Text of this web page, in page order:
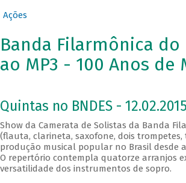
Ações
Banda Filarmônica
ao MP3 - 100 Anos
Quintas no BNDES - 12.02.2015
Show da Camerata de Solistas da Banda
(flauta, clarineta, saxofone, dois
produção musical popular no Brasil desde
O repertório contempla quatorze arranjos
versatilidade dos instrumentos de sopro.